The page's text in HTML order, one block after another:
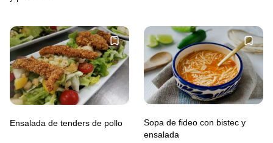
Ensalada de tenders de pollo
Sopa de fideo con bistec y
ensalada